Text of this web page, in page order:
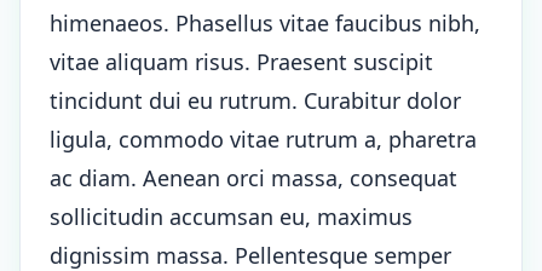
himenaeos. Phasellus vitae faucibus nibh,
vitae aliquam risus. Praesent suscipit
tincidunt dui eu rutrum. Curabitur dolor
ligula, commodo vitae rutrum a, pharetra
ac diam. Aenean orci massa, consequat
sollicitudin accumsan eu, maximus
dignissim massa. Pellentesque semper